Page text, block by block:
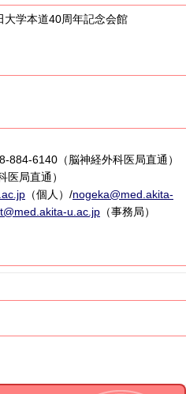
学本道40周年記念会館
884-6140（脳神経外科医局直通）
局直通）
（個人）/nogeka@med.akita-
u.ac.jp （事務局）